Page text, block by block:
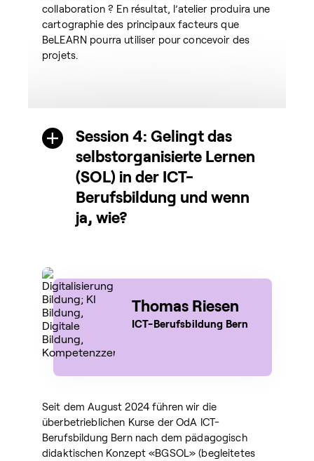
collaboration ? En résultat, l’atelier produira une
cartographie des principaux facteurs que
BeLEARN pourra utiliser pour concevoir des
projets.
Session 4: Gelingt das
selbstorganisierte Lernen
(SOL) in der ICT-
Berufsbildung und wenn
ja, wie?
Seit dem August 2024 führen wir die
überbetrieblichen Kurse der OdA ICT-
Berufsbildung Bern nach dem pädagogisch
didaktischen Konzept «BGSOL» (begleitetes
Thomas Riesen
ICT-Berufsbildung Bern